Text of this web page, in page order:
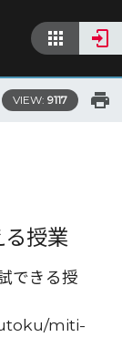
VIEW: 9117
授業
できる授
miti-